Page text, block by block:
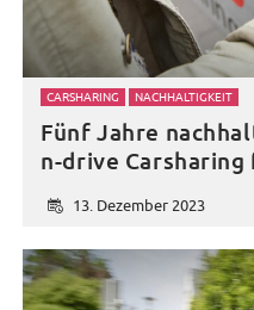
13. Dezember 2023
CARSHARING NACHHALTIGKEIT
Fünf Jahre
n-drive